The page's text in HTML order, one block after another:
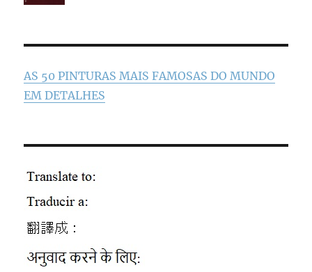
AS 50 PINTURAS MAIS FAMOSAS DO MUNDO
EM DETALHES